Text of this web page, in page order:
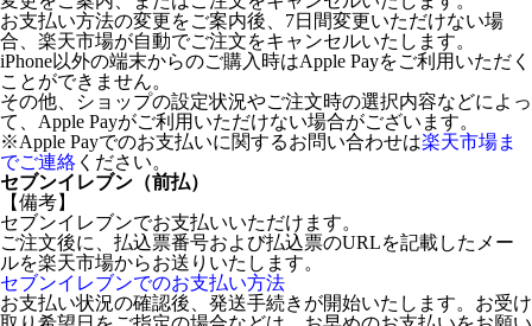
お支払い方法の変更をご案内後、7日間変更いただけない場
合、楽天市場が自動でご注文をキャンセルいたします。
iPhone以外の端末からのご購入時はApple Payをご利用いただく
ことができません。
その他、ショップの設定状況やご注文時の選択内容などによっ
て、Apple Payがご利用いただけない場合がございます。
※Apple Payでのお支払いに関するお問い合わせは楽天市場ま
でご連絡 ください。
セブンイレブン（前払）
【備考】
セブンイレブンでお支払いいただけます。
ご注文後に、払込票番号および払込票のURLを記載したメー
ルを楽天市場からお送りいたします。
セブンイレブンでのお支払い方法
お支払い状況の確認後、発送手続きが開始いたします。お受け